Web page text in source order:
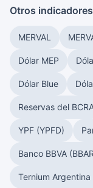
Otros indicadores
MERVAL
Dólar MEP
Dólar Blue
Reservas del
YPF (YPFD)
Banco BBVA
Ternium Argentina